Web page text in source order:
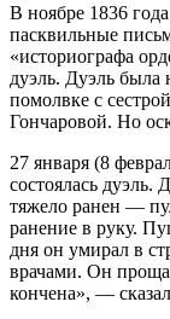
В ноябре 1836
пасквильные
«историографа
дуэль. Дуэль
помолвке с
Гончаровой. Но
27 января (8
состоялась
тяжело ранен —
ранение в руку.
дня он умирал в
врачами. Он
кончена», —